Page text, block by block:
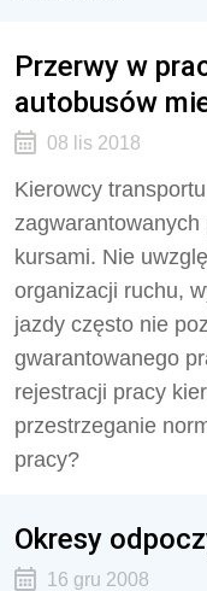
Przerwy w
autobusów
08 lis 2018
Kierowcy
kursami. Nie
organizacji ruchu,
jazdy często nie
gwarantowanego
rejestracji pracy
przestrzeganie
pracy?
Okresy
16 gru 2008